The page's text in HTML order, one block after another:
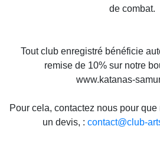
de combat.
Tout club enregistré bénéficie
remise de 10% sur notre
www.katanas-
Pour cela, contactez nous pour
un devis, : contact@club-